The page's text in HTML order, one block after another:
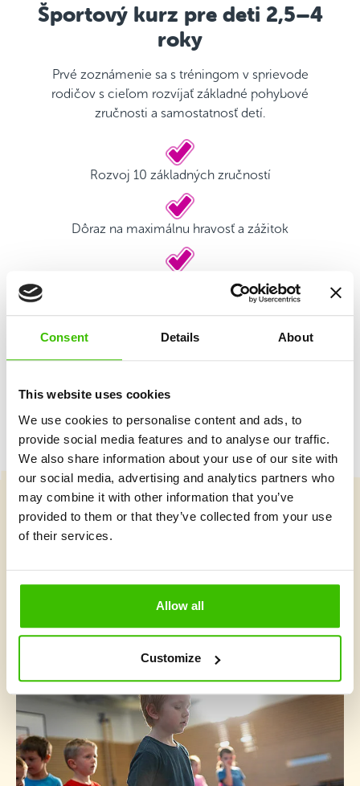
Consent Details About
This website uses cookies
We use cookies to personalise content and ads, to
provide social media features and to analyse our traffic.
We also share information about your use of our site with
our social media, advertising and analytics partners who
may combine it with other information that you’ve
provided to them or that they’ve collected from your use
of their services.
Allow all
Customize
Športový kurz pre deti 2,5–4
roky
Prvé zoznámenie sa s tréningom v sprievode
rodičov s cieľom rozvíjať základné pohybové
zručnosti a samostatnosť detí.
Rozvoj 10 základných zručností
Dôraz na maximálnu hravosť a zážitok
Kvalifikovaný tréner
Herný plán s motivačnými nálepkami
Vybrať kurz
Čo je v Gymnathlone nové?